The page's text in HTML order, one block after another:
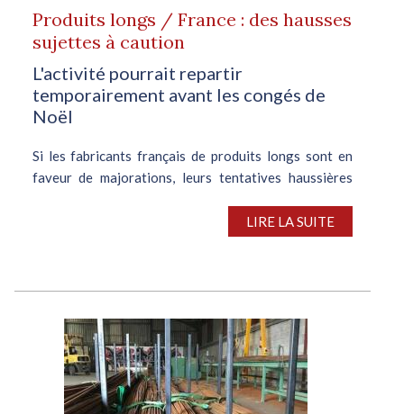
Produits longs / France : des hausses
sujettes à caution
L'activité pourrait repartir
temporairement avant les congés de
Noël
Si les fabricants français de produits longs sont en
faveur de majorations, leurs tentatives haussières
la consommation. Les fournisseurs, étranglés par la
LIRE LA SUITE